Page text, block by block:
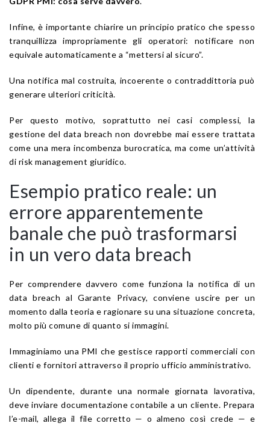
Infine, è importante chiarire un principio pratico che spesso
tranquillizza impropriamente gli operatori: notificare non
equivale automaticamente a “mettersi al sicuro”.
Una notifica mal costruita, incoerente o contraddittoria può
generare ulteriori criticità.
Per questo motivo, soprattutto nei casi complessi, la
gestione del data breach non dovrebbe mai essere trattata
come una mera incombenza burocratica, ma come un’attività
di risk management giuridico.
Esempio pratico reale: un
errore apparentemente
banale che può trasformarsi
in un vero data breach
Per comprendere davvero come funziona la notifica di un
data breach al Garante Privacy, conviene uscire per un
momento dalla teoria e ragionare su una situazione concreta,
molto più comune di quanto si immagini.
Immaginiamo una PMI che gestisce rapporti commerciali con
clienti e fornitori attraverso il proprio ufficio amministrativo.
Un dipendente, durante una normale giornata lavorativa,
deve inviare documentazione contabile a un cliente. Prepara
l’e-mail, allega il file corretto — o almeno così crede — e